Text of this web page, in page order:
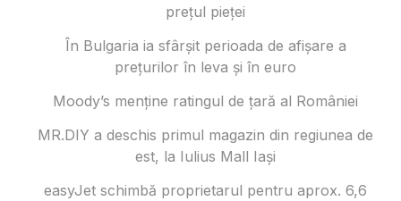
prețul pieței
În Bulgaria ia sfârşit perioada de afișare a
prețurilor în ​​leva și în euro
Moody’s menține ratingul de țară al României
MR.DIY a deschis primul magazin din regiunea de
est, la Iulius Mall Iași
easyJet schimbă proprietarul pentru aprox. 6,6